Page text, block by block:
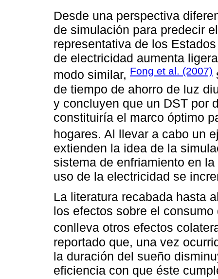
Desde una perspectiva
de simulación para predecir
representativa de los
de electricidad aumenta
modo similar, Fong et al. (2007)
de tiempo de ahorro de luz
y concluyen que un DST por
constituiría el marco óptimo
hogares. Al llevar a cabo un
extienden la idea de la
sistema de enfriamiento en
uso de la electricidad se
La literatura recabada hasta
los efectos sobre el
conlleva otros efectos
reportado que, una vez
la duración del sueño
eficiencia con que éste